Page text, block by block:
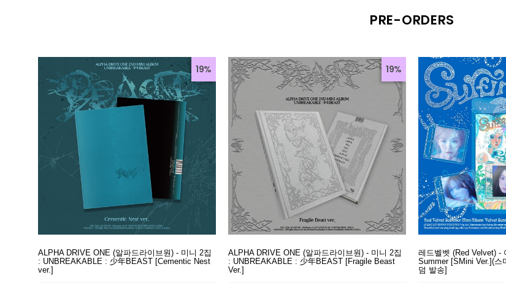
PRE-ORDERS
19%
ALPHA DRIVE ONE (알파드라이브원) - 미니 2집
: UNBREAKABLE : 少年BEAST [Cementic Nest
ver.]
19%
ALPHA DRIVE ONE (알파드라이브원) - 미니 2집
: UNBREAKABLE : 少年BEAST [Fragile Beast
Ver.]
레드벨벳 (Red Velvet) -
Summer [SMini Ver.](스
덤 발송]